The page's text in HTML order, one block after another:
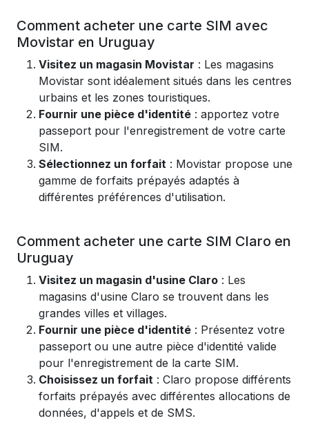
Comment acheter une carte SIM avec
Movistar en Uruguay
Visitez un magasin Movistar : Les magasins
Movistar sont idéalement situés dans les centres
urbains et les zones touristiques.
Fournir une pièce d'identité : apportez votre
passeport pour l'enregistrement de votre carte
SIM.
Sélectionnez un forfait : Movistar propose une
gamme de forfaits prépayés adaptés à
différentes préférences d'utilisation.
Comment acheter une carte SIM Claro en
Uruguay
Visitez un magasin d'usine Claro : Les
magasins d'usine Claro se trouvent dans les
grandes villes et villages.
Fournir une pièce d'identité : Présentez votre
passeport ou une autre pièce d'identité valide
pour l'enregistrement de la carte SIM.
Choisissez un forfait : Claro propose différents
forfaits prépayés avec différentes allocations de
données, d'appels et de SMS.